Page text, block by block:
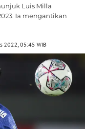
Luis Milla
Ia mengantikan
2022, 05:45 WIB